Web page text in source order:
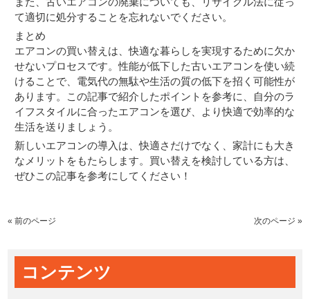
て適切に処分することを忘れないでください。
まとめ
エアコンの買い替えは、快適な暮らしを実現するために欠か
せないプロセスです。性能が低下した古いエアコンを使い続
けることで、電気代の無駄や生活の質の低下を招く可能性が
あります。この記事で紹介したポイントを参考に、自分のラ
イフスタイルに合ったエアコンを選び、より快適で効率的な
生活を送りましょう。
新しいエアコンの導入は、快適さだけでなく、家計にも大き
なメリットをもたらします。買い替えを検討している方は、
ぜひこの記事を参考にしてください！
« 前のページ 次のページ »
コンテンツ